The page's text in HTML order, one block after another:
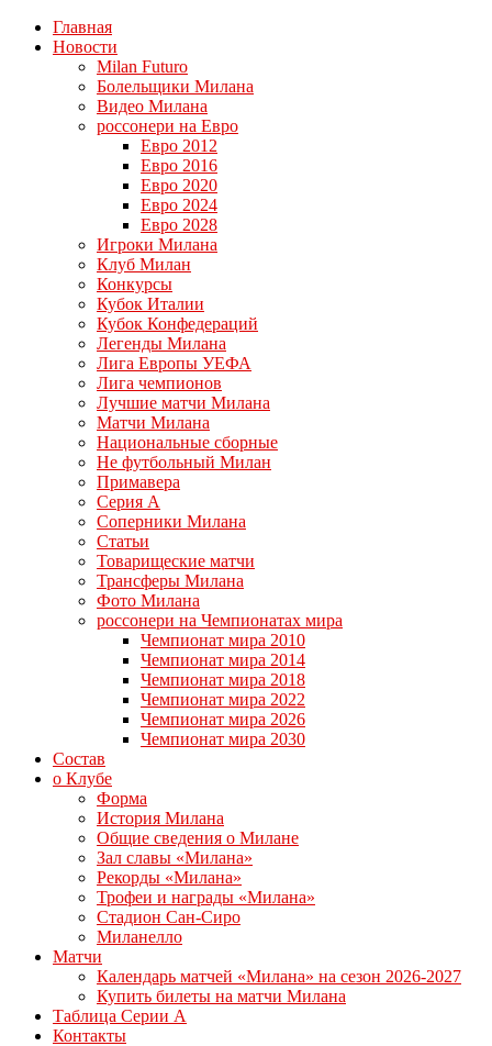
Главная
Новости
Milan Futuro
Болельщики Милана
Видео Милана
россонери на Евро
Евро 2012
Евро 2016
Евро 2020
Евро 2024
Евро 2028
Игроки Милана
Клуб Милан
Конкурсы
Кубок Италии
Кубок Конфедераций
Легенды Милана
Лига Европы УЕФА
Лига чемпионов
Лучшие матчи Милана
Матчи Милана
Национальные сборные
Не футбольный Милан
Примавера
Серия А
Соперники Милана
Статьи
Товарищеские матчи
Трансферы Милана
Фото Милана
россонери на Чемпионатах мира
Чемпионат мира 2010
Чемпионат мира 2014
Чемпионат мира 2018
Чемпионат мира 2022
Чемпионат мира 2026
Чемпионат мира 2030
Состав
о Клубе
Форма
История Милана
Общие сведения о Милане
Зал славы «Милана»
Рекорды «Милана»
Трофеи и награды «Милана»
Стадион Сан-Сиро
Миланелло
Матчи
Календарь матчей «Милана» на сезон 2026-2027
Купить билеты на матчи Милана
Таблица Серии А
Контакты